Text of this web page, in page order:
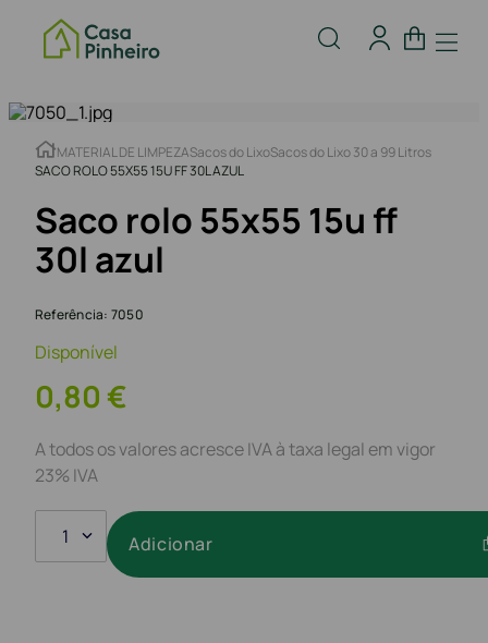
MATERIAL DE LIMPEZASacos do LixoSacos do Lixo 30 a 99 Litros
SACO ROLO 55X55 15U FF 30L AZUL
Saco rolo 55x55 15u ff
30l azul
Referência: 7050
Disponível
0,80€
A todos os valores acresce IVA à taxa legal em vigor
23% IVA
1 Adicionar